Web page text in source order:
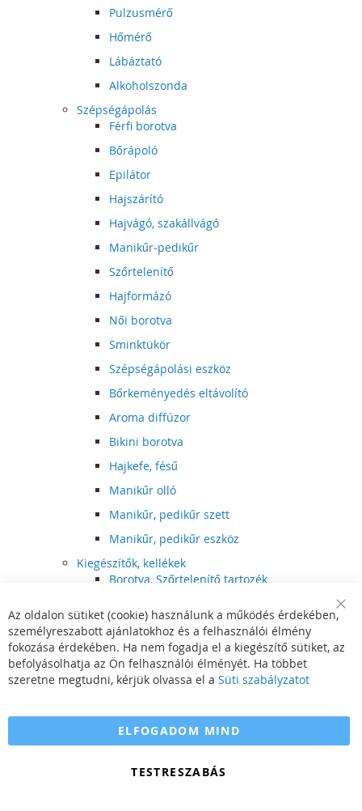
Pulzusmérő
Hőmérő
Lábáztató
Alkoholszonda
Szépségápolás
Férfi borotva
Bőrápoló
Epilátor
Hajszárító
Hajvágó, szakállvágó
Manikűr-pedikűr
Szőrtelenítő
Hajformázó
Női borotva
Sminktükör
Szépségápolási eszköz
Bőrkeményedés eltávolító
Aroma diffúzor
Bikini borotva
Hajkefe, fésű
Manikűr olló
Manikűr, pedikűr szett
Manikűr, pedikűr eszköz
Kiegészítők, kellékek
Borotva, Szőrtelenítő tartozék
Illóolaj
Szépségápolási kellék
Hajvágó tartozék
Egészségápolási kellék
Hajvágó kiegészítő
Szórakoztató elektronika
Bar
Az oldalon sütiket (cookie) használunk a működés érdekében,
személyreszabott ajánlatokhoz és a felhasználói élmény
fokozása érdekében. Ha nem fogadja el a kiegészítő sütiket, az
befolyásolhatja az Ön felhasználói élményét. Ha többet
szeretne megtudni, kérjük olvassa el a Süti szabályzatot
ELFOGADOM MIND
TESTRESZABÁS